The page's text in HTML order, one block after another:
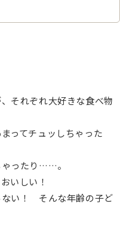
それぞれ大好きな食べ物
ってチュッしちゃった
ゃったり……。
いしい！
ない！ そんな年齢の子ど